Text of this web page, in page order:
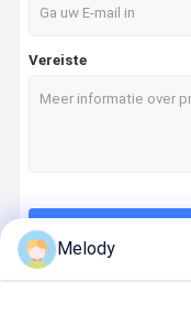
Onderdelen van de
Elektrische
Graafwerktuig
Vereiste
Melody